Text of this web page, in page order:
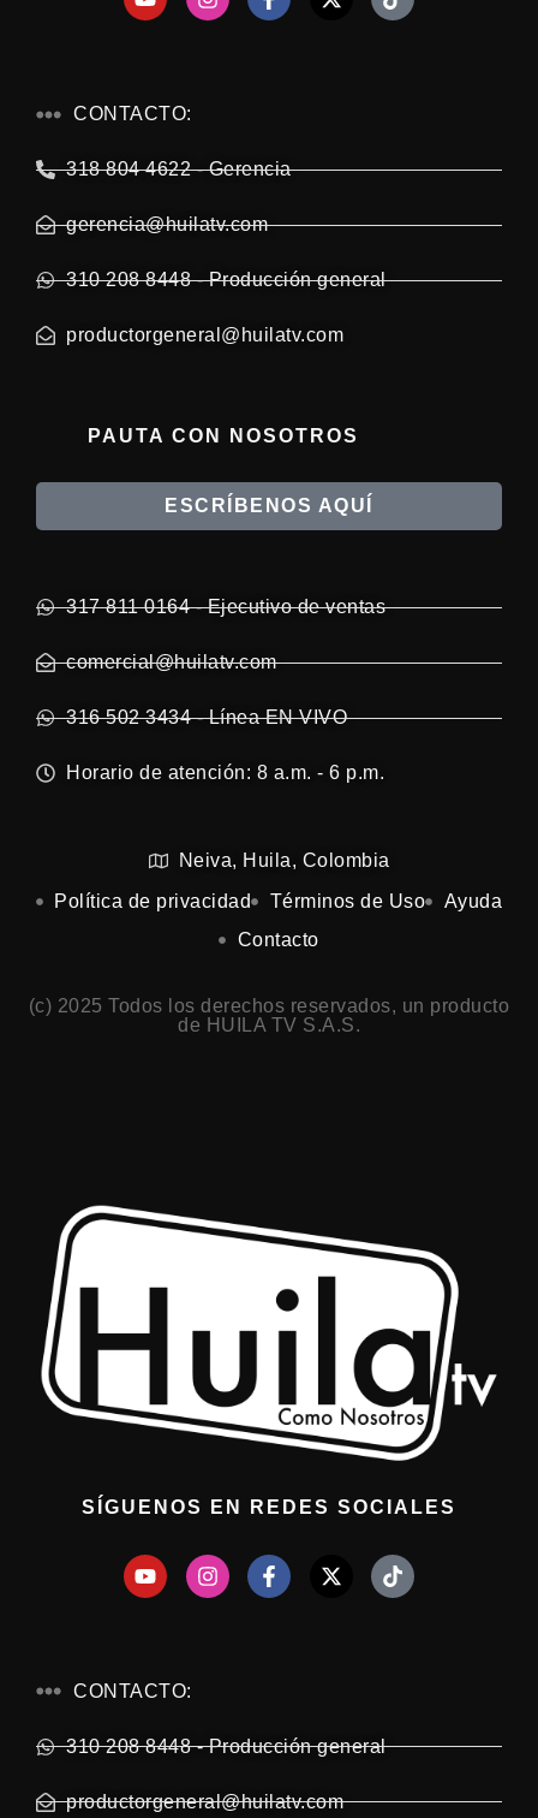
CONTACTO:
318 804 4622 - Gerencia
gerencia@huilatv.com
310 208 8448 - Producción general
productorgeneral@huilatv.com
PAUTA CON NOSOTROS
ESCRÍBENOS AQUÍ
317 811 0164 - Ejecutivo de ventas
comercial@huilatv.com
316 502 3434 - Línea EN VIVO
Horario de atención: 8 a.m. - 6 p.m.
Neiva, Huila, Colombia
Política de privacidad
Términos de Uso
Ayuda
Contacto
(c) 2025 Todos los derechos reservados, un producto
de HUILA TV S.A.S.
SÍGUENOS EN REDES SOCIALES
CONTACTO:
310 208 8448 - Producción general
productorgeneral@huilatv.com